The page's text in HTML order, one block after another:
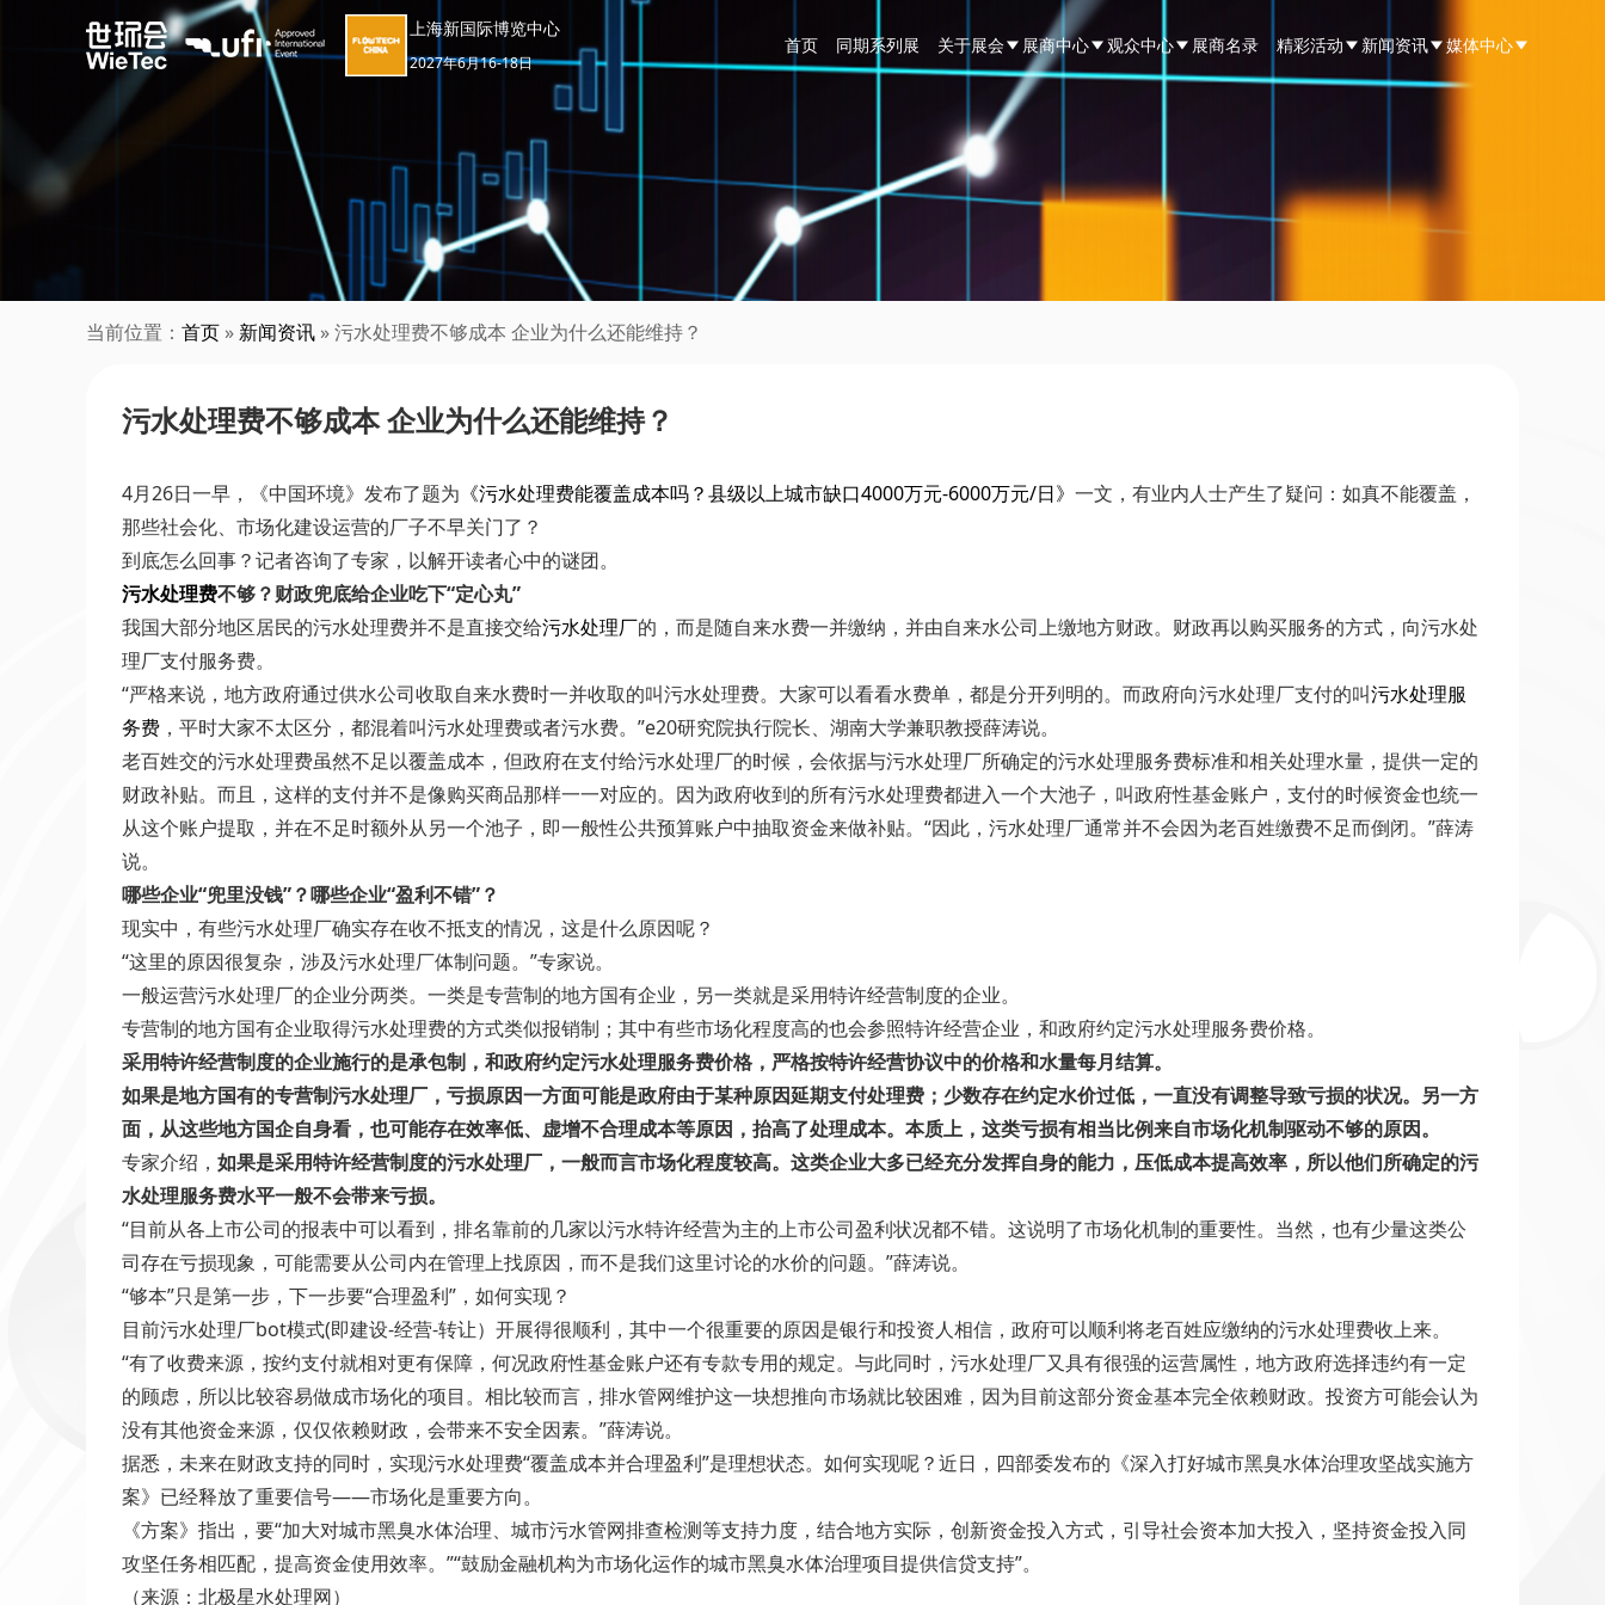
上海新国际博览中心
2027年6月16-18日
首页 同期系列展 关于展会 展商中心 观众中心 展商名录 精彩活动 新闻资讯 媒体中心
当前位置： 首页 » 新闻资讯 » 污水处理费不够成本 企业为什么还能维持？
污水处理费不够成本 企业为什么还能维持？
4月26日一早，《中国环境》发布了题为 《污水处理费能覆盖成本吗？县级以上城市缺口4000万元-6000万元/日》 一文，有业内人士产生了疑问：如真不能覆盖，
那些社会化、市场化建设运营的厂子不早关门了？
到底怎么回事？记者咨询了专家，以解开读者心中的谜团。
污水处理费不够？财政兜底给企业吃下“定心丸”
我国大部分地区居民的污水处理费并不是直接交给污水处理厂的，而是随自来水费一并缴纳，并由自来水公司上缴地方财政。财政再以购买服务的方式，向污水处
理厂支付服务费。
“严格来说，地方政府通过供水公司收取自来水费时一并收取的叫污水处理费。大家可以看看水费单，都是分开列明的。而政府向污水处理厂支付的叫污水处理服
务费 ，平时大家不太区分，都混着叫污水处理费或者污水费。”e20研究院执行院长、湖南大学兼职教授薛涛说。
老百姓交的污水处理费虽然不足以覆盖成本，但政府在支付给污水处理厂的时候，会依据与污水处理厂所确定的污水处理服务费标准和相关处理水量，提供一定的
财政补贴。而且，这样的支付并不是像购买商品那样一一对应的。因为政府收到的所有污水处理费都进入一个大池子，叫政府性基金账户，支付的时候资金也统一
从这个账户提取，并在不足时额外从另一个池子，即一般性公共预算账户中抽取资金来做补贴。“因此，污水处理厂通常并不会因为老百姓缴费不足而倒闭。”薛涛
说。
哪些企业“兜里没钱”？哪些企业“盈利不错”？
现实中，有些污水处理厂确实存在收不抵支的情况，这是什么原因呢？
“这里的原因很复杂，涉及污水处理厂体制问题。”专家说。
一般运营污水处理厂的企业分两类。一类是专营制的地方国有企业，另一类就是采用特许经营制度的企业。
专营制的地方国有企业取得污水处理费的方式类似报销制；其中有些市场化程度高的也会参照特许经营企业，和政府约定污水处理服务费价格。
采用特许经营制度的企业施行的是承包制，和政府约定污水处理服务费价格，严格按特许经营协议中的价格和水量每月结算。
如果是地方国有的专营制污水处理厂，亏损原因一方面可能是政府由于某种原因延期支付处理费；少数存在约定水价过低，一直没有调整导致亏损的状况。另一方
面，从这些地方国企自身看，也可能存在效率低、虚增不合理成本等原因，抬高了处理成本。本质上，这类亏损有相当比例来自市场化机制驱动不够的原因。
专家介绍， 如果是采用特许经营制度的污水处理厂，一般而言市场化程度较高。这类企业大多已经充分发挥自身的能力，压低成本提高效率，所以他们所确定的污
水处理服务费水平一般不会带来亏损。
“目前从各上市公司的报表中可以看到，排名靠前的几家以污水特许经营为主的上市公司盈利状况都不错。这说明了市场化机制的重要性。当然，也有少量这类公
司存在亏损现象，可能需要从公司内在管理上找原因，而不是我们这里讨论的水价的问题。”薛涛说。
“够本”只是第一步，下一步要“合理盈利”，如何实现？
目前污水处理厂bot模式(即建设-经营-转让）开展得很顺利，其中一个很重要的原因是银行和投资人相信，政府可以顺利将老百姓应缴纳的污水处理费收上来。
“有了收费来源，按约支付就相对更有保障，何况政府性基金账户还有专款专用的规定。与此同时，污水处理厂又具有很强的运营属性，地方政府选择违约有一定
的顾虑，所以比较容易做成市场化的项目。相比较而言，排水管网维护这一块想推向市场就比较困难，因为目前这部分资金基本完全依赖财政。投资方可能会认为
没有其他资金来源，仅仅依赖财政，会带来不安全因素。”薛涛说。
据悉，未来在财政支持的同时，实现污水处理费“覆盖成本并合理盈利”是理想状态。如何实现呢？近日，四部委发布的《深入打好城市黑臭水体治理攻坚战实施方
案》已经释放了重要信号——市场化是重要方向。
《方案》指出，要“加大对城市黑臭水体治理、城市污水管网排查检测等支持力度，结合地方实际，创新资金投入方式，引导社会资本加大投入，坚持资金投入同
攻坚任务相匹配，提高资金使用效率。”“鼓励金融机构为市场化运作的城市黑臭水体治理项目提供信贷支持”。
（来源：北极星水处理网）